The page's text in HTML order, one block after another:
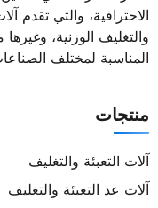
الاحترافية، والتي تقدم
والتغليف الوزنية،
المناسبة لمختلف
منتجات
آلات التعبئة والتغليف
آلات عد التعبئة والتغليف